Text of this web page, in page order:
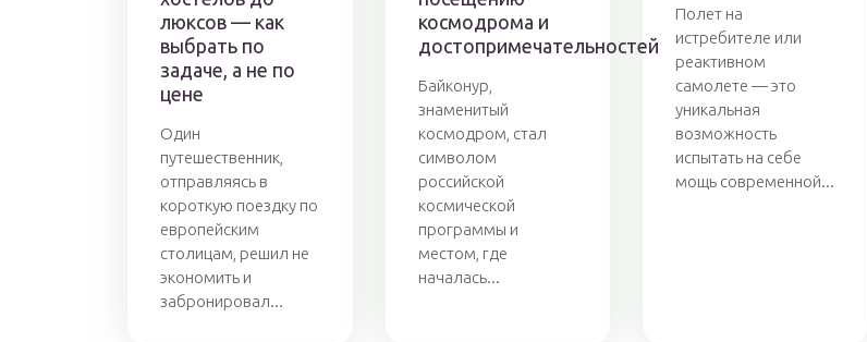
люксов — как
выбрать по
задаче, а не по
цене
Один
путешественник,
отправляясь в
короткую поездку по
европейским
столицам, решил не
экономить и
забронировал...
космодрома и
достопримечательностей
Байконур,
знаменитый
космодром, стал
символом
российской
космической
программы и
местом, где
началась...
Полет на
истребителе или
реактивном
самолете — это
уникальная
возможность
испытать на себе
мощь современной...